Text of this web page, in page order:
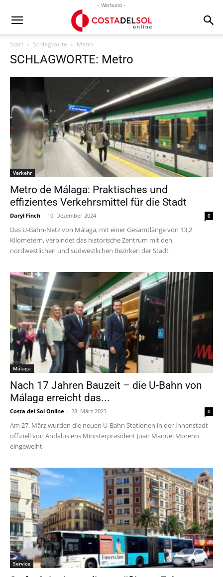
- Werbung -
Start Schlagworte Metro
SCHLAGWORTE: Metro
Verkehr
Metro de Málaga: Praktisches und
effizientes Verkehrsmittel für die Stadt
Daryl Finch - 10. Dezember 2024 0
Das U-Bahn-Netz von Málaga, mit einer Gesamtlänge von 13,2
Kilometern, verbindet das historische Zentrum mit den
nordwestlichen und südwestlichen Bezirken der Stadt
Málaga
Nach 17 Jahren Bauzeit – die U-Bahn von
Málaga erreicht das...
Costa del Sol Online - 28. März 2023 0
Am 27. März wurden die neuen U-Bahn Stationen in der Innenstadt
offiziell von Andalusiens Ministerpräsident Juan Manuel Moreno
eingeweiht
Service